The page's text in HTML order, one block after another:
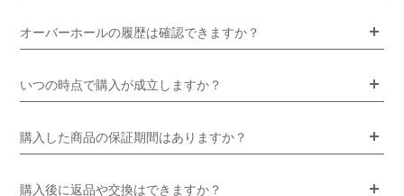
オーバーホールの履歴は確認できますか？
いつの時点で購入が成立しますか？
購入した商品の保証期間はありますか？
購入後に返品や交換はできますか？